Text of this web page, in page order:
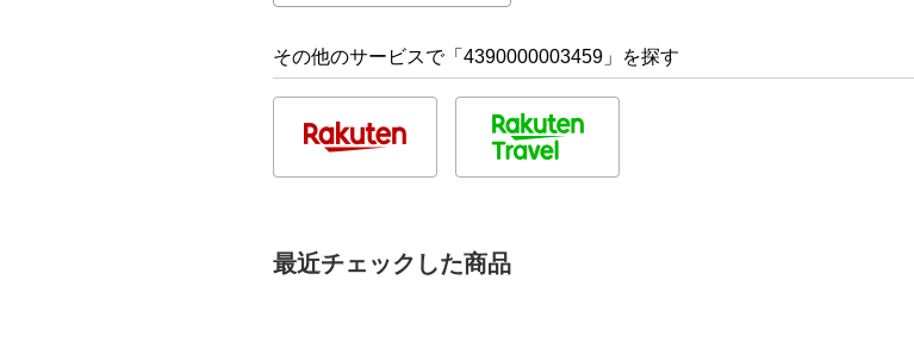
その他のサービスで「4390000003459」を探す
最近チェックした商品